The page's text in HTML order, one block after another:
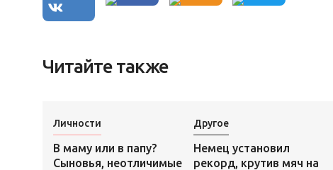
Читайте также
Личности
В маму или в папу?
Сыновья, неотличимые
Другое
Немец установил
рекорд, крутив мяч на